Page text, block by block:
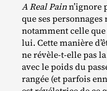
A Real Painn’ignore
que ses personnages
notamment celle
lui. Cette manière
ne révèle‐​t‐​elle pas
avec le poids du
rangée (et parfois